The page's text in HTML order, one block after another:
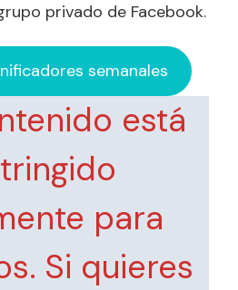
privado de Facebook.
semanales
está
para
Si quieres